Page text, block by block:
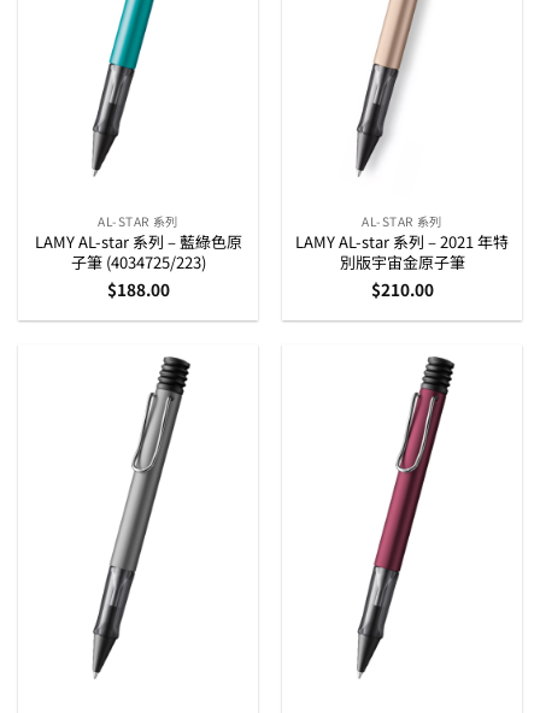
AL-STAR 系列
LAMY AL-star 系列 – 藍綠色原
子筆 (4034725/223)
$188.00
AL-STAR 系列
LAMY AL-star 系列 – 2021 年特
別版宇宙金原子筆
$210.00